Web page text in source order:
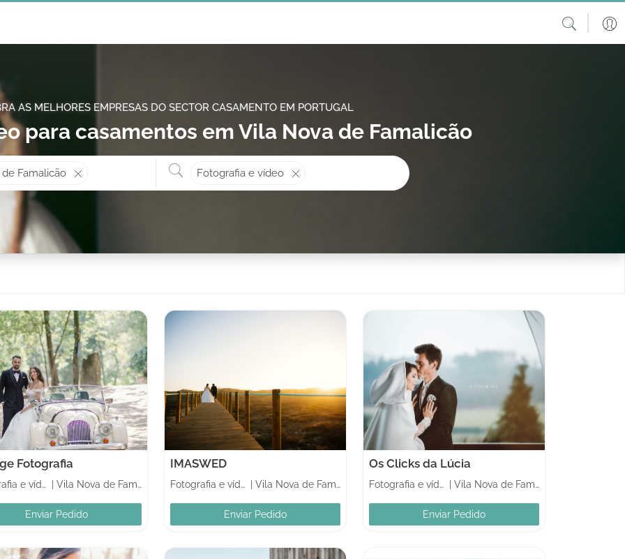
AS MELHORES EMPRESAS DO SECTOR CASAMENTO EM PORTUGAL
para casamentos em Vila Nova de Famalicão
Onde? ex: Cascais
Famalicão Fotografia e vídeo
Fotografia
Fotografia e vídeo Vila Nova de Famalicão
Enviar Pedido
IMASWED
Fotografia e vídeo Vila Nova de Famalicão
Enviar Pedido
Os Clicks da Lúcia
Fotografia e vídeo Vila Nova de Famalicão
Enviar Pedido